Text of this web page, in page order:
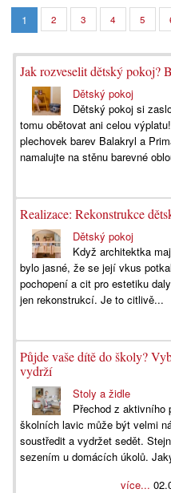
1
2 3 4 5
Jak rozveselit dětský pokoj?
Dětský pokoj
Dětský pokoj si
tomu obětovat ani celou
plechovek barev Balakryl a
namalujte na stěnu barevné
Realizace: Rekonstrukce
Dětský pokoj
Když architektka
bylo jasné, že se její vkus
pochopení a cit pro estetiku
jen rekonstrukcí. Je to citlivě...
Půjde vaše dítě do školy?
vydrží
Stoly a židle
Přechod z aktivního
školních lavic může být velmi
soustředit a vydržet sedět.
sezením u domácích úkolů.
více...